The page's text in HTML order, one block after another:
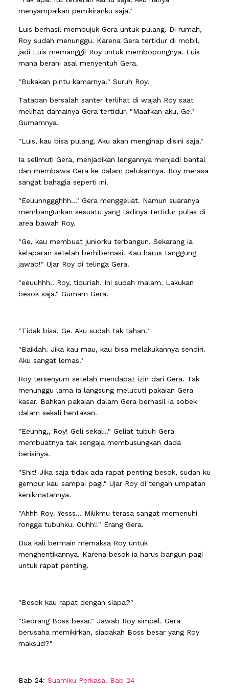
menyampaikan pemikiranku saja."
Luis berhasil membujuk Gera untuk pulang. Di rumah,
Roy sudah menunggu. Karena Gera tertidur di mobil,
jadi Luis memanggil Roy untuk membopongnya. Luis
mana berani asal menyentuh Gera.
"Bukakan pintu kamarnya!" Suruh Roy.
Tatapan bersalah santer terlihat di wajah Roy saat
melihat damainya Gera tertidur. "Maafkan aku, Ge."
Gumamnya.
"Luis, kau bisa pulang. Aku akan menginap disini saja."
Ia selimuti Gera, menjadikan lengannya menjadi bantal
dan membawa Gera ke dalam pelukannya. Roy merasa
sangat bahagia seperti ini.
"Eeuunnggghhh..." Gera menggeliat. Namun suaranya
membangunkan sesuatu yang tadinya tertidur pulas di
area bawah Roy.
"Ge, kau membuat juniorku terbangun. Sekarang ia
kelaparan setelah berhibernasi. Kau harus tanggung
jawab!" Ujar Roy di telinga Gera.
"eeuuhhh.. Roy, tidurlah. Ini sudah malam. Lakukan
besok saja." Gumam Gera.
"Tidak bisa, Ge. Aku sudah tak tahan."
"Baiklah. Jika kau mau, kau bisa melakukannya sendiri.
Aku sangat lemas."
Roy tersenyum setelah mendapat izin dari Gera. Tak
menunggu lama ia langsung melucuti pakaian Gera
kasar. Bahkan pakaian dalam Gera berhasil ia sobek
dalam sekali hentakan.
"Eeunhg,, Roy! Geli sekali.." Geliat tubuh Gera
membuatnya tak sengaja membusungkan dada
berisinya.
"Shit! Jika saja tidak ada rapat penting besok, sudah ku
gempur kau sampai pagi." Ujar Roy di tengah umpatan
kenikmatannya.
"Ahhh Roy! Yesss... Milikmu terasa sangat memenuhi
rongga tubuhku. Ouhh!!" Erang Gera.
Dua kali bermain memaksa Roy untuk
menghentikannya. Karena besok ia harus bangun pagi
untuk rapat penting.
"Besok kau rapat dengan siapa?"
"Seorang Boss besar." Jawab Roy simpel. Gera
berusaha memikirkan, siapakah Boss besar yang Roy
maksud?"
Bab 24: Suamiku Perkasa. Bab 24